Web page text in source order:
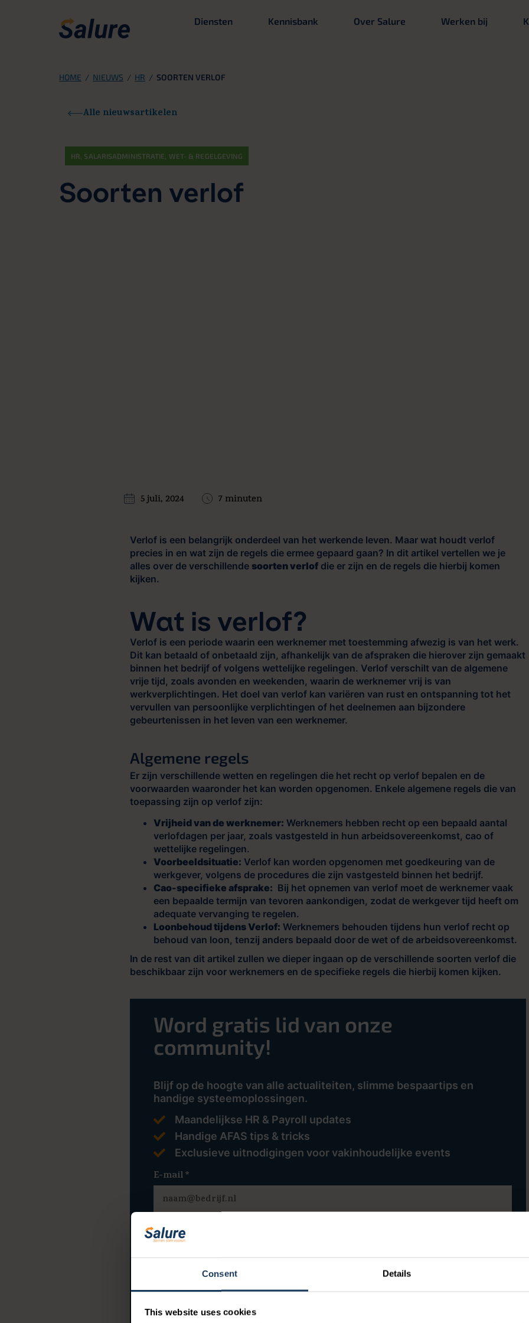
Consent Details
This website uses cookies
Diensten Kennisbank Over Salure Werken bij
HOME / NIEUWS / HR / SOORTEN VERLOF
Alle nieuwsartikelen
HR, SALARISADMINISTRATIE, WET- & REGELGEVING
Soorten verlof
5 juli, 2024 7 minuten
Verlof is een belangrijk onderdeel van het werkende leven. Maar wat houdt verlof
precies in en wat zijn de regels die ermee gepaard gaan? In dit artikel vertellen we je
alles over de verschillende soorten verlof die er zijn en de regels die hierbij komen
kijken.
Wat is verlof?
Verlof is een periode waarin een werknemer met toestemming afwezig is van het werk.
Dit kan betaald of onbetaald zijn, afhankelijk van de afspraken die hierover zijn gemaakt
binnen het bedrijf of volgens wettelijke regelingen. Verlof verschilt van de algemene
vrije tijd, zoals avonden en weekenden, waarin de werknemer vrij is van
werkverplichtingen. Het doel van verlof kan variëren van rust en ontspanning tot het
vervullen van persoonlijke verplichtingen of het deelnemen aan bijzondere
gebeurtenissen in het leven van een werknemer.
Algemene regels
Er zijn verschillende wetten en regelingen die het recht op verlof bepalen en de
voorwaarden waaronder het kan worden opgenomen. Enkele algemene regels die van
toepassing zijn op verlof zijn:
Vrijheid van de werknemer: Werknemers hebben recht op een bepaald aantal
verlofdagen per jaar, zoals vastgesteld in hun arbeidsovereenkomst, cao of
wettelijke regelingen.
Voorbeeldsituatie: Verlof kan worden opgenomen met goedkeuring van de
werkgever, volgens de procedures die zijn vastgesteld binnen het bedrijf.
Cao-specifieke afsprake: Bij het opnemen van verlof moet de werknemer vaak
een bepaalde termijn van tevoren aankondigen, zodat de werkgever tijd heeft om
adequate vervanging te regelen.
Loonbehoud tijdens Verlof: Werknemers behouden tijdens hun verlof recht op
behoud van loon, tenzij anders bepaald door de wet of de arbeidsovereenkomst.
In de rest van dit artikel zullen we dieper ingaan op de verschillende soorten verlof die
beschikbaar zijn voor werknemers en de specifieke regels die hierbij komen kijken.
Word gratis lid van onze
community!
Blijf op de hoogte van alle actualiteiten, slimme bespaartips en
handige systeemoplossingen.
Maandelijkse HR & Payroll updates
Handige AFAS tips & tricks
Exclusieve uitnodigingen voor vakinhoudelijke events
E-mail*
Ja, Salure mag mijn persoonsgegevens verwerken en opslaan.